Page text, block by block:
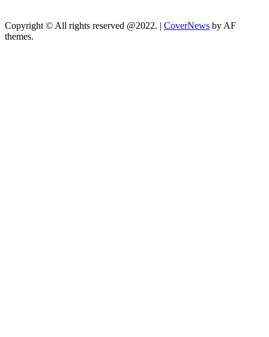
Copyright © All rights reserved @2022. | CoverNews by AF
themes.